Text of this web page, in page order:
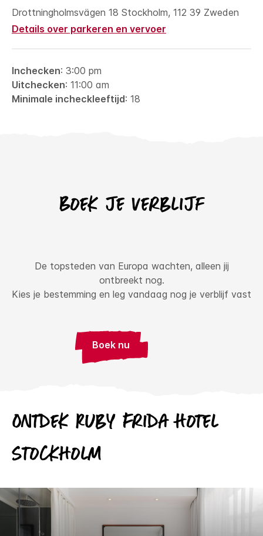
Drottningholmsvägen 18 Stockholm, 112 39 Zweden
Details over parkeren en vervoer
Inchecken: 3:00 pm
Uitchecken: 11:00 am
Minimale incheckleeftijd: 18
Boek je verblijf
De topsteden van Europa wachten, alleen jij
ontbreekt nog.
Kies je bestemming en leg vandaag nog je verblijf vast
Boek nu
Ontdek Ruby Frida Hotel
Stockholm